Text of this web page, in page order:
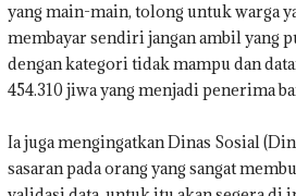
yang main-main, tolong untuk warga
membayar sendiri jangan ambil yang
dengan kategori tidak mampu dan
454.310 jiwa yang menjadi penerima
Ia juga mengingatkan Dinas Sosial
sasaran pada orang yang sangat